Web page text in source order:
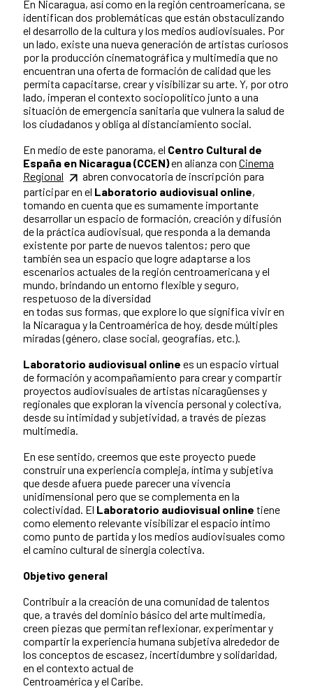
En Nicaragua, así como en la región centroamericana, se
identifican dos problemáticas que están obstaculizando
el desarrollo de la cultura y los medios audiovisuales. Por
un lado, existe una nueva generación de artistas curiosos
por la producción cinematográfica y multimedia que no
encuentran una oferta de formación de calidad que les
permita capacitarse, crear y visibilizar su arte. Y, por otro
lado, imperan el contexto sociopolítico junto a una
situación de emergencia sanitaria que vulnera la salud de
los ciudadanos y obliga al distanciamiento social.
En medio de este panorama, el Centro Cultural de
España en Nicaragua (CCEN)en alianza con Cinema
Regional
abren convocatoria de inscripción para
participar en el Laboratorio audiovisual online,
tomando en cuenta que es sumamente importante
desarrollar un espacio de formación, creación y difusión
de la práctica audiovisual, que responda a la demanda
existente por parte de nuevos talentos; pero que
también sea un espacio que logre adaptarse a los
escenarios actuales de la región centroamericana y el
mundo, brindando un entorno flexible y seguro,
respetuoso de la diversidad
en todas sus formas, que explore lo que significa vivir en
la Nicaragua y la Centroamérica de hoy, desde múltiples
miradas (género, clase social, geografías, etc.).
Laboratorio audiovisual online es un espacio virtual
de formación y acompañamiento para crear y compartir
proyectos audiovisuales de artistas nicaragüenses y
regionales que exploran la vivencia personal y colectiva,
desde su intimidad y subjetividad, a través de piezas
multimedia.
En ese sentido, creemos que este proyecto puede
construir una experiencia compleja, íntima y subjetiva
que desde afuera puede parecer una vivencia
unidimensional pero que se complementa en la
colectividad. El Laboratorio audiovisual online tiene
como elemento relevante visibilizar el espacio íntimo
como punto de partida y los medios audiovisuales como
el camino cultural de sinergia colectiva.
Objetivo general
Contribuir a la creación de una comunidad de talentos
que, a través del dominio básico del arte multimedia,
creen piezas que permitan reflexionar, experimentar y
compartir la experiencia humana subjetiva alrededor de
los conceptos de escasez, incertidumbre y solidaridad,
en el contexto actual de
Centroamérica y el Caribe.